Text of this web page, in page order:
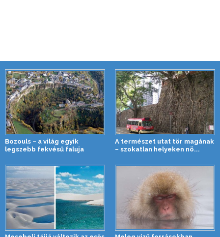
Bozouls – a világ egyik
legszebb fekvésű faluja
A természet utat tör magának
– szokatlan helyeken nö...